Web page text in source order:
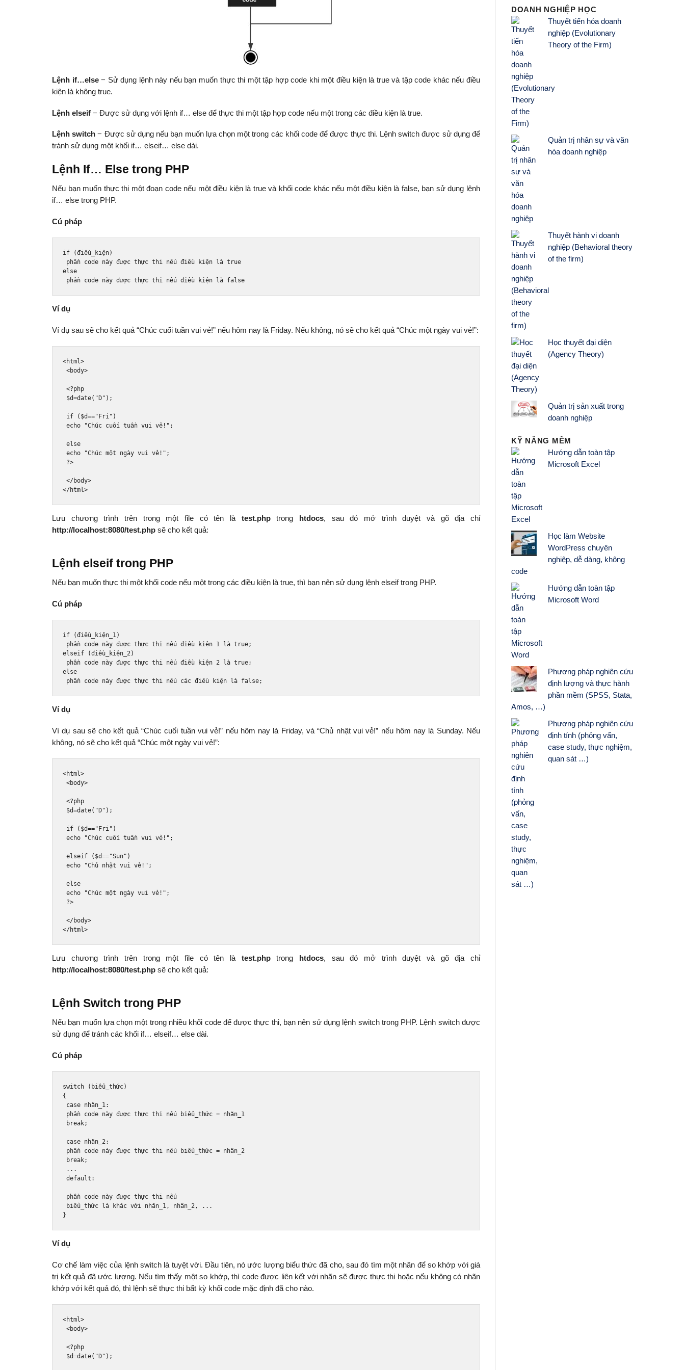
Lệnh if…else− Sử dụng lệnh này nếu bạn muốn thực thi một tập hợp code khi một điều kiện là true và tập code khác nếu điều
kiện là không true.
Lệnh elseif − Được sử dụng với lệnh if… else để thực thi một tập hợp code nếu một trong các điều kiện là true.
Lệnh switch − Được sử dụng nếu bạn muốn lựa chọn một trong các khối code để được thực thi. Lệnh switch được sử dụng để
tránh sử dụng một khối if… elseif… else dài.
Lệnh If… Else trong PHP
Nếu bạn muốn thực thi một đoạn code nếu một điều kiện là true và khối code khác nếu một điều kiện là false, bạn sử dụng lệnh
if… else trong PHP.
Cú pháp
if (điều_kiện)
phần code này được thực thi nếu điều kiện là true
else
phần code này được thực thi nếu điều kiện là false
Ví dụ
Ví dụ sau sẽ cho kết quả “Chúc cuối tuần vui vẻ!” nếu hôm nay là Friday. Nếu không, nó sẽ cho kết quả “Chúc một ngày vui vẻ!”:
<html>
<body>
<?php
$d=date( "D" );
if ( $d=="Fri" )
echo
"Chúc cuối tuần vui vẻ!" ;
else
echo
"Chúc một ngày vui vẻ!" ;
?>
</body>
</html>
Lưu chương trình trên trong một file có tên là test.phptrong htdocs, sau đó mở trình duyệt và gõ địa chỉ
http://localhost:8080/test.php sẽ cho kết quả:
Lệnh elseif trong PHP
Nếu bạn muốn thực thi một khối code nếu một trong các điều kiện là true, thì bạn nên sử dụng lệnh elseif trong PHP.
Cú pháp
if (điều_kiện_1 )
phần code này được thực thi nếu điều kiện 1 l à true;
elseif
(điều_kiện_2 )
phần code này được thực thi nếu điều kiện 2 l à true;
else
phần code này được thực thi nếu các điều kiện l à false;
Ví dụ
Ví dụ sau sẽ cho kết quả “Chúc cuối tuần vui vẻ!” nếu hôm nay là Friday, và “Chủ nhật vui vẻ!” nếu hôm nay là Sunday. Nếu
không, nó sẽ cho kết quả “Chúc một ngày vui vẻ!”:
<html>
<body>
<?php
$d=date( "D" );
if ( $d=="Fri" )
echo
"Chúc cuối tuần vui vẻ!" ;
elseif ( $d=="Sun" )
echo
"Chủ nhật vui vẻ!" ;
else
echo
"Chúc một ngày vui vẻ!" ;
?>
</body>
</html>
Lưu chương trình trên trong một file có tên làtest.phptrong htdocs, sau đó mở trình duyệt và gõ địa chỉ
http://localhost:8080/test.php sẽ cho kết quả:
Lệnh Switch trong PHP
Nếu bạn muốn lựa chọn một trong nhiều khối code để được thực thi, bạn nên sử dụng lệnh switch trong PHP. Lệnh switch được
sử dụng để tránh các khối if… elseif… else dài.
Cú pháp
switch ( biểu_thức)
{
case nhãn_1 :
phần code này được thực thi nếu biểu_thức = nhãn_1
break;
case nhãn_2 :
phần code này được thực thi nếu biểu_thức = nhãn_2
break;
...
default :
phần code này được thực thi nếu
biểu_thức l à khác với nhãn_1 , nhãn_2 ,
...
}
Ví dụ
Cơ chế làm việc của lệnh switch là tuyệt vời. Đầu tiên, nó ước lượng biểu thức đã cho, sau đó tìm một nhãn để so khớp với giá
trị kết quả đã ước lượng. Nếu tìm thấy một so khớp, thì code được liên kết với nhãn sẽ được thực thi hoặc nếu không có nhãn
khớp với kết quả đó, thì lệnh sẽ thực thi bất kỳ khối code mặc định đã cho nào.
<html>
<body>
<?php
$d=date( "D" );
DOANH NGHIỆP HỌC
Thuyết tiến hóa doanh
nghiệp (Evolutionary
Theory of the Firm)
Quản trị nhân sự và văn
hóa doanh nghiệp
Thuyết hành vi doanh
nghiệp (Behavioral theory
of the firm)
Học thuyết đại diện
(Agency Theory)
Quản trị sản xuất trong
doanh nghiệp
KỸ NĂNG MỀM
Hướng dẫn toàn tập
Microsoft Excel
Học làm Website
WordPress chuyên
nghiệp, dễ dàng, không
code
Hướng dẫn toàn tập
Microsoft Word
Phương pháp nghiên cứu
định lượng và thực hành
phần mềm (SPSS, Stata,
Amos, …)
Phương pháp nghiên cứu
định tính (phỏng vấn,
case study, thực nghiệm,
quan sát …)